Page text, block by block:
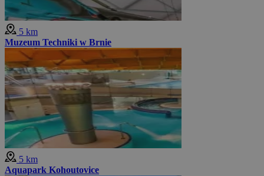
5 km
Muzeum Techniki w Brnie
5 km
Aquapark Kohoutovice